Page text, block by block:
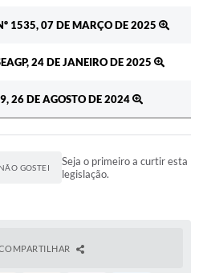
1535, 07 DE MARÇO DE 2025
24 DE JANEIRO DE 2025
26 DE AGOSTO DE 2024
NÃO GOSTEI
Seja o primeiro a curtir esta
legislação.